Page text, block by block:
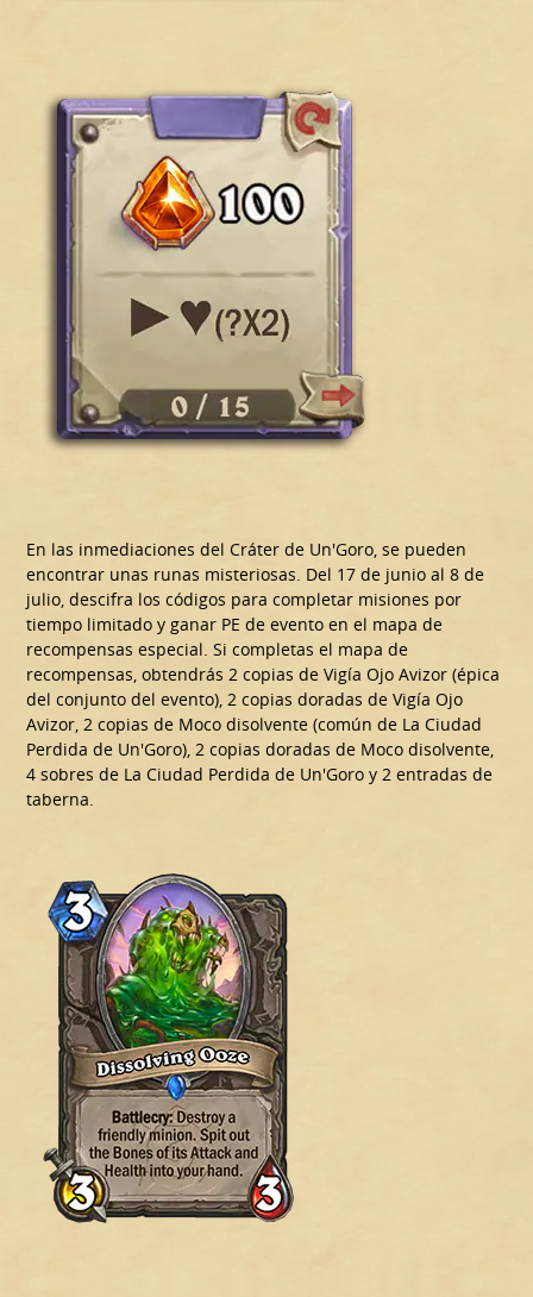
En las inmediaciones del Cráter de Un'Goro, se pueden
encontrar unas runas misteriosas. Del 17 de junio al 8 de
julio, descifra los códigos para completar misiones por
tiempo limitado y ganar PE de evento en el mapa de
recompensas especial. Si completas el mapa de
recompensas, obtendrás 2 copias de Vigía Ojo Avizor (épica
del conjunto del evento), 2 copias doradas de Vigía Ojo
Avizor, 2 copias de Moco disolvente (común de La Ciudad
Perdida de Un'Goro), 2 copias doradas de Moco disolvente,
4 sobres de La Ciudad Perdida de Un'Goro y 2 entradas de
taberna.